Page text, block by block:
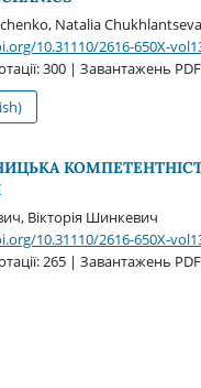
Natalia
10.31110/2616-650X-
300 | Завантажень
Вікторія Шинкевич
10.31110/2616-650X-
265 | Завантажень